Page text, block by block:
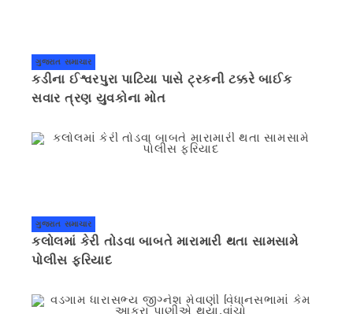
ગુજરાત સમાચાર
કડીના ઈશ્વરપુરા પાટિયા પાસે ટ્રકની ટક્કરે બાઈક
સવાર ત્રણ યુવકોના મોત
ગુજરાત સમાચાર
કલોલમાં કેરી તોડવા બાબતે મારામારી થતા સામસામે
પોલીસ ફરિયાદ